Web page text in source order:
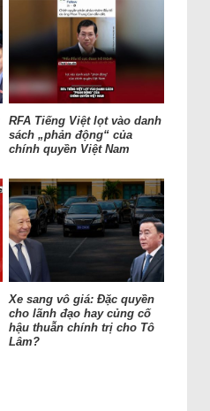
RFA Tiếng Việt lọt vào danh
sách „phản động“ của
chính quyền Việt Nam
Xe sang vô giá: Đặc quyền
cho lãnh đạo hay củng cố
hậu thuẫn chính trị cho Tô
Lâm?